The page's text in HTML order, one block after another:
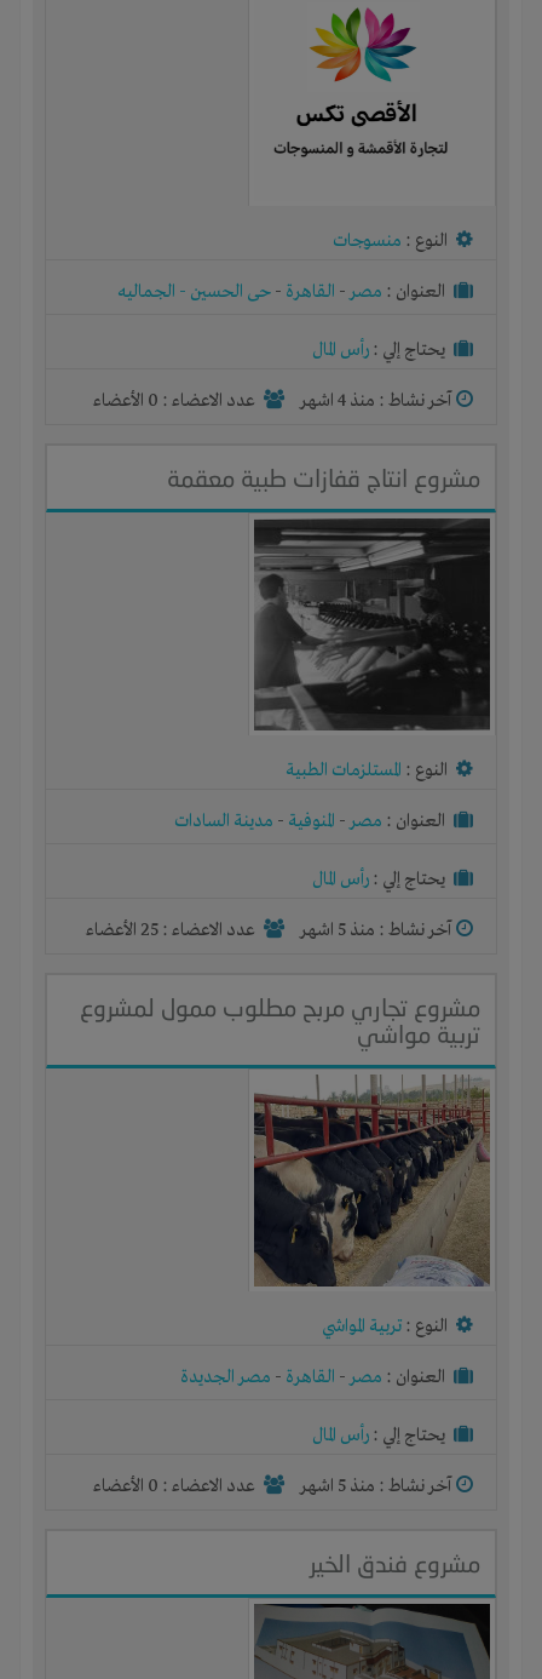
النوع : منسوجات
العنوان : مصر- القاهرة - حى الحسين - الجماليه
يحتاج إلي : رأس المال
آخر نشاط : منذ 4 اشهر عدد الاعضاء : 0 الأعضاء
مشروع انتاج قفازات طبية معقمة
النوع : المستلزمات الطبية
العنوان : مصر- المنوفية - مدينة السادات
يحتاج إلي : رأس المال
آخر نشاط : منذ 5 اشهر عدد الاعضاء : 25 الأعضاء
مشروع تجاري مربح مطلوب ممول لمشروع
تربية مواشي
النوع : تربية المواشي
العنوان : مصر- القاهرة - مصر الجديدة
يحتاج إلي : رأس المال
آخر نشاط : منذ 5 اشهر عدد الاعضاء : 0 الأعضاء
مشروع فندق الخير